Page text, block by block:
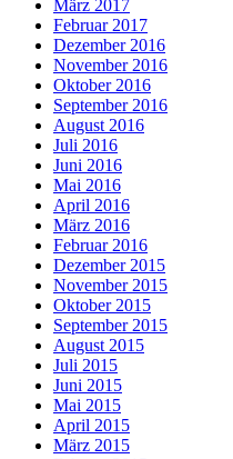
März 2017
Februar 2017
Dezember 2016
November 2016
Oktober 2016
September 2016
August 2016
Juli 2016
Juni 2016
Mai 2016
April 2016
März 2016
Februar 2016
Dezember 2015
November 2015
Oktober 2015
September 2015
August 2015
Juli 2015
Juni 2015
Mai 2015
April 2015
März 2015